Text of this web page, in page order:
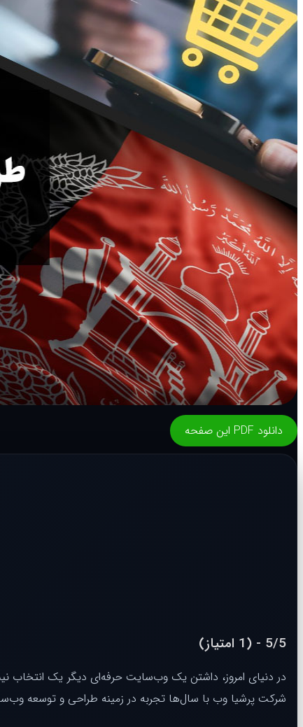
دانلود PDF این صفحه
5/5 - (1 امتیاز)
در دنیای امروز، داشتن یک وب‌سایت حرفه‌ای دیگر یک انتخاب
شرکت پرشیا وب با سال‌ها تجربه در زمینه طراحی و توسعه